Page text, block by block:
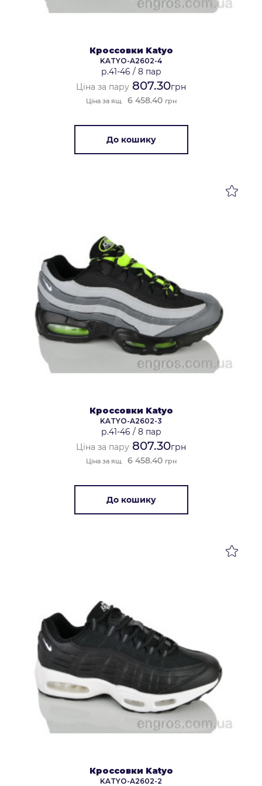
Кроссовки Katyo
KATYO-A2602-4
р.41-46 / 8 пар
Ціна за пару 807.30грн
Ціна за ящ. 6 458.40 грн
До кошику
Кроссовки Katyo
KATYO-A2602-3
р.41-46 / 8 пар
Ціна за пару 807.30грн
Ціна за ящ. 6 458.40 грн
До кошику
Кроссовки Katyo
KATYO-A2602-2